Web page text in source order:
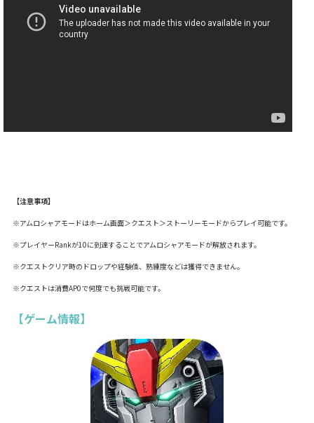
【注意事項】
※アムロシャアモードはホーム画面＞クエスト＞ストーリーモードからプレイ可能です。
※プレイヤーRankが10に到達することでアムロシャアモードが解放されます。
※クエストクリア時のドロップや経験値、熟練度などは獲得できません。
※クエストは消費AP0で何度でも挑戦可能です。
【ゲーム情報】